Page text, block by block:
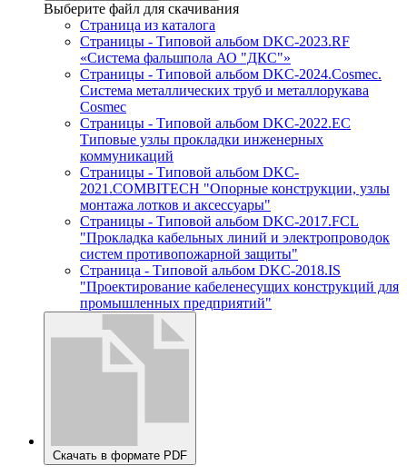
Выберите файл для скачивания
Страница из каталога
Страницы - Типовой альбом DKC-2023.RF
«Система фальшпола АО "ДКС"»
Страницы - Типовой альбом DKC-2024.Cosmec.
Система металлических труб и металлорукава
Cosmec
Страницы - Типовой альбом DKC-2022.EC
Типовые узлы прокладки инженерных
коммуникаций
Страницы - Типовой альбом DKC-
2021.COMBITECH "Опорные конструкции, узлы
монтажа лотков и аксессуары"
Страницы - Типовой альбом DKC-2017.FCL
"Прокладка кабельных линий и электропроводок
систем противопожарной защиты"
Страница - Типовой альбом DKC-2018.IS
"Проектирование кабеленесущих конструкций для
промышленных предприятий"
Скачать в формате PDF